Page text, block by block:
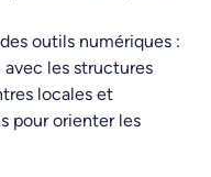
outils numériques :
avec les structures
locales et
pour orienter les